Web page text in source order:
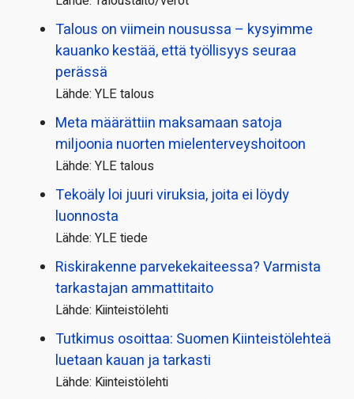
Talous on viimein nousussa – kysyimme
kauanko kestää, että työllisyys seuraa
perässä
Lähde: YLE talous
Meta määrättiin maksamaan satoja
miljoonia nuorten mielenterveyshoitoon
Lähde: YLE talous
Tekoäly loi juuri viruksia, joita ei löydy
luonnosta
Lähde: YLE tiede
Riskirakenne parvekekaiteessa? Varmista
tarkastajan ammattitaito
Lähde: Kiinteistölehti
Tutkimus osoittaa: Suomen Kiinteistölehteä
luetaan kauan ja tarkasti
Lähde: Kiinteistölehti